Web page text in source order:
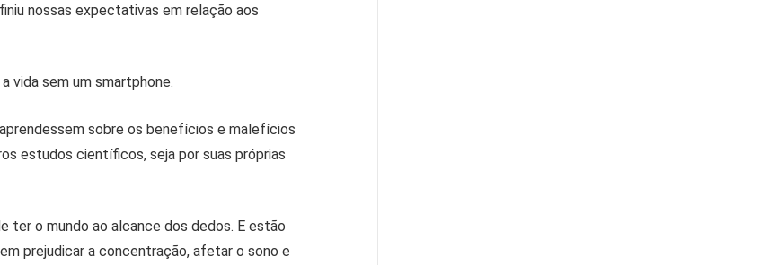
nossas expectativas em relação aos
vida sem um smartphone.
sobre os benefícios e malefícios
estudos científicos, seja por suas próprias
ter o mundo ao alcance dos dedos. E estão
prejudicar a concentração, afetar o sono e